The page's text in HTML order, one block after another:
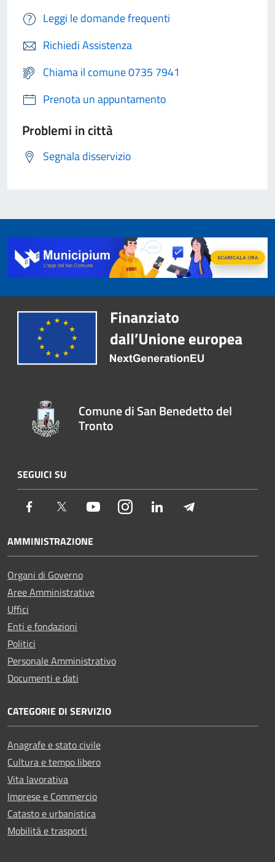
Leggi le domande frequenti
Richiedi Assistenza
Chiama il comune 0735 7941
Prenota un appuntamento
Problemi in città
Segnala disservizio
Comune di San Benedetto del
Tronto
SEGUICI SU
Facebook Twitter YoutubeInstagramLinkedIn
AMMINISTRAZIONE
Organi di Governo
Aree Amministrative
Uffici
Enti e fondazioni
Politici
Personale Amministrativo
Documenti e dati
CATEGORIE DI SERVIZIO
Anagrafe e stato civile
Cultura e tempo libero
Vita lavorativa
Imprese e Commercio
Catasto e urbanistica
Mobilità e trasporti